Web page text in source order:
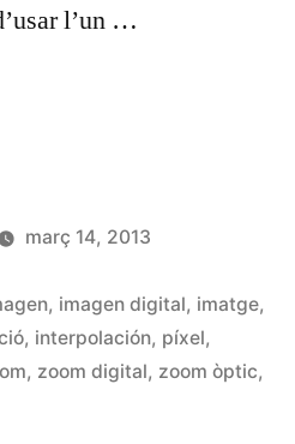
l’un …
març 14, 2013
, imagen digital, imatge,
, interpolación, píxel,
, zoom digital, zoom òptic,